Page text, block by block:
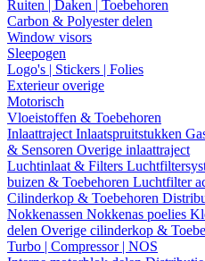
Ruiten | Daken | Toebehoren
Carbon & Polyester delen
Window visors
Sleepogen
Logo's | Stickers | Folies
Exterieur overige
Motorisch
Vloeistoffen & Toebehoren
Inlaattraject Inlaatspruitstukken
& Sensoren Overige inlaattraject
Luchtinlaat & Filters
buizen & Toebehoren Luchtfilter
Cilinderkop & Toebehoren
Nokkenassen Nokkenas poelies
delen Overige cilinderkop &
Turbo | Compressor | NOS